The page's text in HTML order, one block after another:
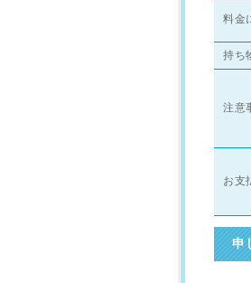
料金
持ち
注意
お支
申